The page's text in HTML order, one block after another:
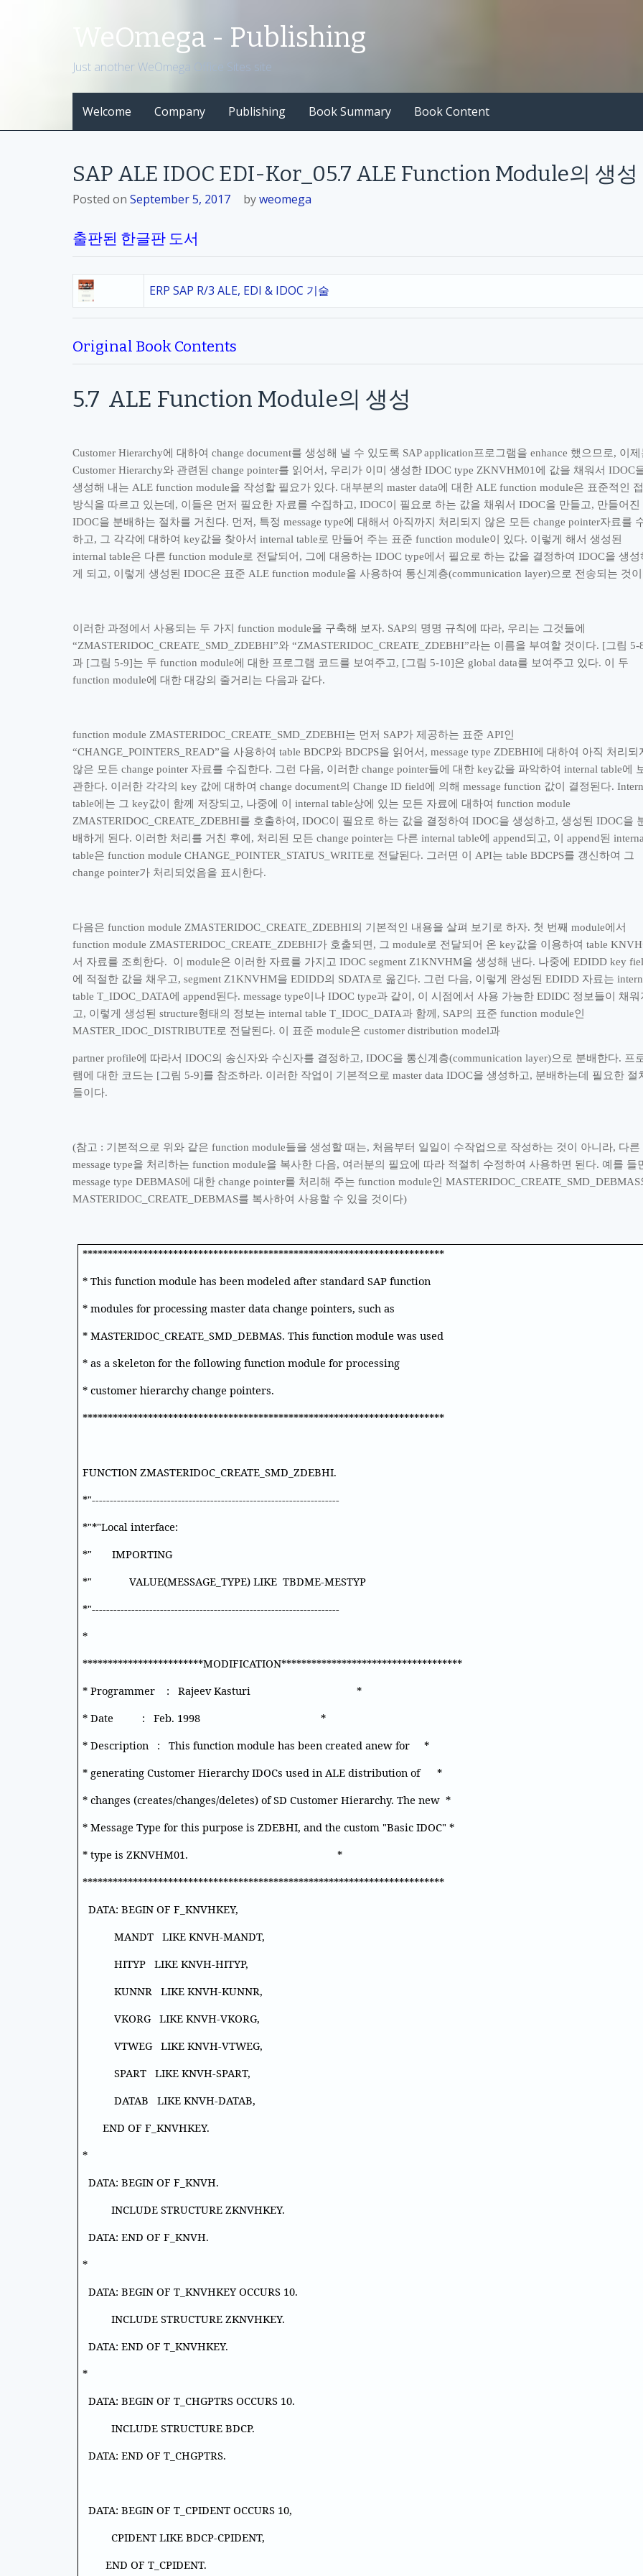
o
WeOmega - Publishing
Just another WeOmega Office Sites site
Welcome Company Publishing Book Summary Book Content
SAP ALE IDOC EDI-Kor_05.7 ALE Function Module의 생성
Posted on September 5, 2017 byweomega
출판된 한글판 도서
ERP SAP R/3 ALE, EDI & IDOC 기술
Original Book Contents
5.7 ALE Function Module의 생성
Customer Hierarchy에 대하여 change document를 생성해 낼 수 있도록 SAP application프로그램을 enhance 했으므로, 이제
Customer Hierarchy와 관련된 change pointer를 읽어서 , 우리가 이미 생성한 IDOC type ZKNVHM01 에 값을 채워서 IDOC
생성해 내는 ALE function module을 작성할 필요가 있다. 대부분의 master data에 대한 ALE function module은 표준적인
방식을 따르고 있는데 , 이들은 먼저 필요한 자료를 수집하고, IDOC이 필요로 하는 값을 채워서 IDOC을 만들고, 만들어진
IDOC을 분배하는 절차를 거친다. 먼저 , 특정 message type에 대해서 아직까지 처리되지 않은 모든 change pointer자료를
하고, 그 각각에 대하여 key값을 찾아서 internal table로 만들어 주는 표준 function module이 있다. 이렇게 해서 생성된
internal table은 다른 function module로 전달되어 , 그에 대응하는 IDOC type에서 필요로 하는 값을 결정하여 IDOC을 생성
게 되고, 이렇게 생성된 IDOC은 표준 ALE function module을 사용하여 통신계층(communication layer)으로 전송되는 것
이러한 과정에서 사용되는 두 가지 function module을 구축해 보자. SAP의 명명 규칙에 따라, 우리는 그것들에
“ZMASTERIDOC_CREATE_SMD_ZDEBHI”와 “ZMASTERIDOC_CREATE_ZDEBHI”라는 이름을 부여할 것이다. [그림 5-
과 [그림 5-9]는 두 function module에 대한 프로그램 코드를 보여주고, [그림 5-10]은 global data를 보여주고 있다. 이 두
function module에 대한 대강의 줄거리는 다음과 같다.
function module ZMASTERIDOC_CREATE_SMD_ZDEBHI는 먼저 SAP가 제공하는 표준 API인
“CHANGE_POINTERS_READ”을 사용하여 table BDCP와 BDCPS을 읽어서 , message type ZDEBHI에 대하여 아직 처리되
않은 모든 change pointer 자료를 수집한다. 그런 다음, 이러한 change pointer들에 대한 key값을 파악하여 internal table에
관한다. 이러한 각각의 key 값에 대하여 change document의 Change ID field에 의해 message function 값이 결정된다.
table에는 그 key값이 함께 저장되고, 나중에 이 internal table상에 있는 모든 자료에 대하여 function module
ZMASTERIDOC_CREATE_ZDEBHI를 호출하여 , IDOC이 필요로 하는 값을 결정하여 IDOC을 생성하고, 생성된 IDOC을
배하게 된다. 이러한 처리를 거친 후에 , 처리된 모든 change pointer는 다른 internal table에 append되고, 이 append된
table은 function module CHANGE_POINTER_STATUS_WRITE로 전달된다. 그러면 이 API는 table BDCPS를 갱신하여 그
change pointer가 처리되었음을 표시한다.
다음은 function module ZMASTERIDOC_CREATE_ZDEBHI의 기본적인 내용을 살펴 보기로 하자. 첫 번째 module에서
function module ZMASTERIDOC_CREATE_ZDEBHI가 호출되면 , 그 module로 전달되어 온 key값을 이용하여 table KNVH
서 자료를 조회한다. 이 module은 이러한 자료를 가지고 IDOC segment Z1KNVHM을 생성해 낸다. 나중에
EDIDD key
에 적절한 값을 채우고, segment Z1KNVHM을 EDIDD의 SDATA 로 옮긴다. 그런 다음, 이렇게 완성된 EDIDD 자료는
table T_IDOC_DATA에 append된다. message type이나 IDOC type과 같이 , 이 시점에서 사용 가능한 EDIDC 정보들이 채워
고, 이렇게 생성된 structure형태의 정보는 internal table T_IDOC_DATA과 함께 , SAP의 표준 function module인
MASTER_IDOC_DISTRIBUTE로 전달된다. 이 표준 module은 customer distribution model과
partner profile에 따라서 IDOC의 송신자와 수신자를 결정하고, IDOC을 통신계층(communication layer)으로 분배한다. 프
램에 대한 코드는 [그림 5-9]를 참조하라. 이러한 작업이 기본적으로 master data IDOC을 생성하고, 분배하는데 필요한 절
들이다.
(참고 : 기본적으로 위와 같은 function module들을 생성할 때는, 처음부터 일일이 수작업으로 작성하는 것이 아니라, 다른
message type을 처리하는 function module을 복사한 다음, 여러분의 필요에 따라 적절히 수정하여 사용하면 된다. 예를 들
message type DEBMAS에 대한 change pointer를 처리해 주는 function module인 MASTERIDOC_CREATE_SMD_DEBMAS
MASTERIDOC_CREATE_DEBMAS를 복사하여 사용할 수 있을 것이다)
************************************************************************
* This function module has been modeled after standard SAP function
* modules for processing master data change pointers, such as
* MASTERIDOC_CREATE_SMD_DEBMAS. This function module was used
* as a skeleton for the following function module for processing
* customer hierarchy change pointers.
************************************************************************
FUNCTION ZMASTERIDOC_CREATE_SMD_ZDEBHI.
*"---------------------------------------------------------------------
*"*"Local interface:
*" IMPORTING
*" VALUE(MESSAGE_TYPE) LIKE TBDME-MESTYP
*"---------------------------------------------------------------------
*
************************MODIFICATION************************************
* Programmer : Rajeev Kasturi *
* Date : Feb. 1998 *
* Description : This function module has been created anew for *
* generating Customer Hierarchy IDOCs used in ALE distribution of *
* changes (creates/changes/deletes) of SD Customer Hierarchy. The new *
* Message Type for this purpose is ZDEBHI, and the custom "Basic IDOC" *
* type is ZKNVHM01. *
************************************************************************
DATA: BEGIN OF F_KNVHKEY,
MANDT LIKE KNVH-MANDT,
HITYP LIKE KNVH-HITYP,
KUNNR LIKE KNVH-KUNNR,
VKORG LIKE KNVH-VKORG,
VTWEG LIKE KNVH-VTWEG,
SPART LIKE KNVH-SPART,
DATAB LIKE KNVH-DATAB,
END OF F_KNVHKEY.
*
DATA: BEGIN OF F_KNVH.
INCLUDE STRUCTURE ZKNVHKEY.
DATA: END OF F_KNVH.
*
DATA: BEGIN OF T_KNVHKEY OCCURS 10.
INCLUDE STRUCTURE ZKNVHKEY.
DATA: END OF T_KNVHKEY.
*
DATA: BEGIN OF T_CHGPTRS OCCURS 10.
INCLUDE STRUCTURE BDCP.
DATA: END OF T_CHGPTRS.
DATA: BEGIN OF T_CPIDENT OCCURS 10,
CPIDENT LIKE BDCP-CPIDENT,
END OF T_CPIDENT.